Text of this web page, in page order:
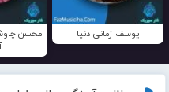
یوسف زمانی دنیا
محسن